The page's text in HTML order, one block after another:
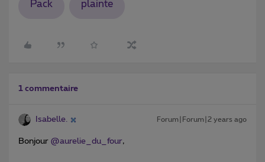
Pack plainte
1 commentaire
Isabelle. Forum|Forum|2 years ago
Bonjour @aurelie_du_four,